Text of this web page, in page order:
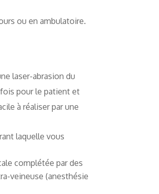
ou en ambulatoire.
laser-abrasion du
pour le patient et
à réaliser par une
laquelle vous
complétée par des
veineuse (anesthésie